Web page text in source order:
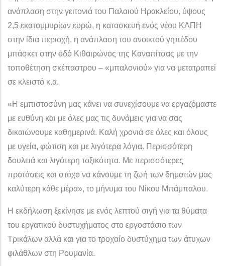
ανάπλαση στην γειτονιά του Παλαιού Ηρακλείου, ύψους
2,5 εκατομμυρίων ευρώ, η κατασκευή ενός νέου ΚΑΠΗ
στην ίδια περιοχή, η ανάπλαση του ανοικτού γηπέδου
μπάσκετ στην οδό Κιθαιρώνος της Καναπίτσας με την
τοποθέτηση σκέπαστρου – «μπαλονιού» για να μετατραπεί
σε κλειστό κ.α.
«Η εμπιστοσύνη μας κάνει να συνεχίσουμε να εργαζόμαστε
με ευθύνη και με όλες μας τις δυνάμεις για να σας
δικαιώνουμε καθημερινά. Καλή χρονιά σε όλες και όλους
με υγεία, φώτιση και με λιγότερα λόγια. Περισσότερη
δουλειά και λιγότερη τοξικότητα. Με περισσότερες
προτάσεις και στόχο να κάνουμε τη ζωή των δημοτών μας
καλύτερη κάθε μέρα», το μήνυμα του Νίκου Μπάμπαλου.
Η εκδήλωση ξεκίνησε με ενός λεπτού σιγή για τα θύματα
του εργατικού δυστυχήματος στο εργοστάσιο των
Τρικάλων αλλά και για το τροχαίο δυστύχημα των άτυχων
φιλάθλων στη Ρουμανία.